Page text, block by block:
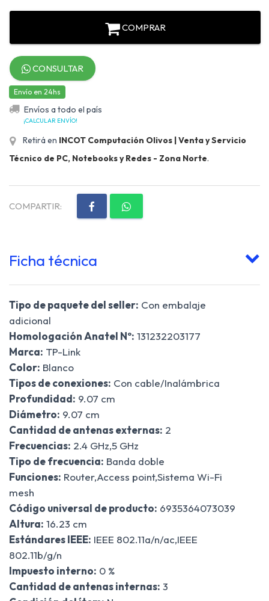
COMPRAR
CONSULTAR
Envío en 24hs
Envíos a todo el país
¡CALCULAR ENVÍO!
Retirá en INCOT Computación Olivos | Venta y Servicio
Técnico de PC, Notebooks y Redes - Zona Norte.
COMPARTIR:
Ficha técnica
Tipo de paquete del seller: Con embalaje
adicional
Homologación Anatel Nº: 131232203177
Marca: TP-Link
Color: Blanco
Tipos de conexiones: Con cable/Inalámbrica
Profundidad: 9.07 cm
Diámetro: 9.07 cm
Cantidad de antenas externas: 2
Frecuencias: 2.4 GHz,5 GHz
Tipo de frecuencia: Banda doble
Funciones: Router,Access point,Sistema Wi-Fi
mesh
Código universal de producto: 6935364073039
Altura: 16.23 cm
Estándares IEEE: IEEE 802.11a/n/ac,IEEE
802.11b/g/n
Impuesto interno: 0 %
Cantidad de antenas internas: 3